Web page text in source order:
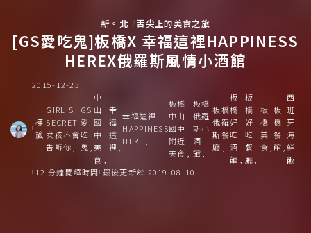
新。北 舌尖上的美食之旅
[GS愛吃鬼]板橋X 幸福這裡HAPPINESS
HEREX俄羅斯風情小酒館
2015-12-23
標
籤
GIRL'S
SECRET
女孩不會
告訴你
GS
愛
吃
鬼
中
山
國
中
美
食
幸
福
這
裡
幸福這裡
HAPPINESS
HERE
板橋
中山
國中
附近
美食
板橋
俄羅
斯小
酒
館
板橋
俄羅
斯餐
廳
板
橋
好
吃
酒
館
板
橋
好
吃
餐
廳
板
橋
美
食
板
橋
餐
館
西
班
牙
海
鮮
飯
12 分鐘閱讀時間 最後更新於 2019-08-10